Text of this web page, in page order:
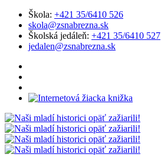
Škola: +421 35/6410 526
skola@zsnabrezna.sk
Školská jedáleň: +421 35/6410 527
jedalen@zsnabrezna.sk